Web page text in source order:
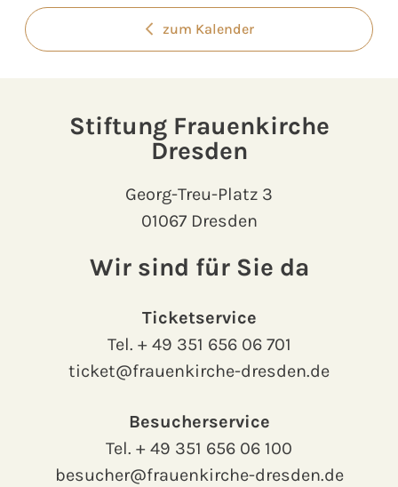
zum Kalender
Stiftung Frauenkirche
Dresden
Georg-Treu-Platz 3
01067 Dresden
Wir sind für Sie da
Ticketservice
Tel. + 49 351 656 06 701
ticket@frauenkirche-dresden.de
Besucherservice
Tel. + 49 351 656 06 100
besucher@frauenkirche-dresden.de